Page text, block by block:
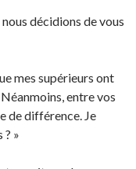
décidions de vous
mes supérieurs ont
entre vos
de différence. Je
? »